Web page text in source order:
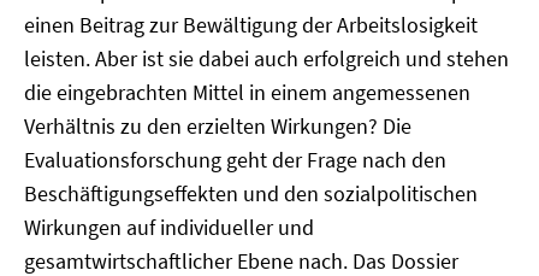
einen Beitrag zur Bewältigung der Arbeitslosigkeit
leisten. Aber ist sie dabei auch erfolgreich und stehen
die eingebrachten Mittel in einem angemessenen
Verhältnis zu den erzielten Wirkungen? Die
Evaluationsforschung geht der Frage nach den
Beschäftigungseffekten und den sozialpolitischen
Wirkungen auf individueller und
gesamtwirtschaftlicher Ebene nach. Das Dossier